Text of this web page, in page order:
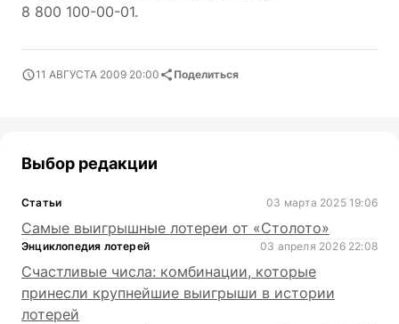
8 800 100-00-01.
11 АВГУСТА 2009 20:00 Поделиться
Выбор редакции
Статьи 03 марта 2025 19:06
Самые выигрышные лотереи от «Столото»
Энциклопедия лотерей 03 апреля 2026 22:08
Счастливые числа: комбинации, которые
принесли крупнейшие выигрыши в истории
лотерей